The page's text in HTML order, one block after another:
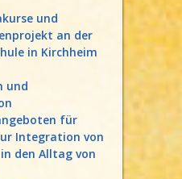
und
an der
in Kirchheim
und
für
Integration von
den Alltag von